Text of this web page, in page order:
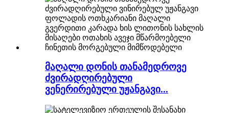
მაღალი დონის თანამედროვე
ძვირადღირებული
ვენერირებული უჟანგავი...